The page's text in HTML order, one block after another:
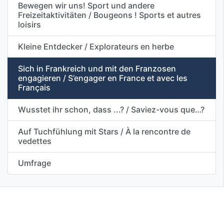
Bewegen wir uns! Sport und andere
Freizeitaktivitäten / Bougeons ! Sports et autres
loisirs
Kleine Entdecker / Explorateurs en herbe
Sich in Frankreich und mit den Franzosen
engagieren / S’engager en France et avec les
Français
Wusstet ihr schon, dass ...? / Saviez-vous que…?
Auf Tuchfühlung mit Stars / À la rencontre de
vedettes
Umfrage